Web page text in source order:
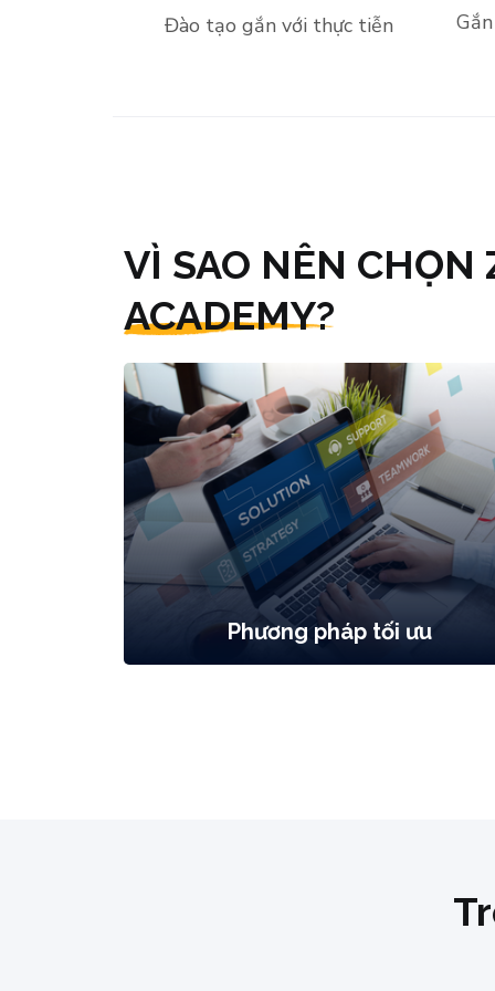
Đào tạo gắn với thực tiễn
VÌ SAO NÊN CHỌN
ACADEMY?
Phương pháp tối ưu